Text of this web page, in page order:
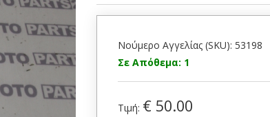
Νούμερο Αγγελίας (SKU): 53198
Σε Απόθεμα: 1
Τιμή: € 50.00